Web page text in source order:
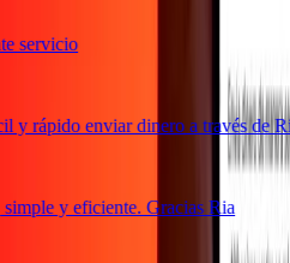
servicio
rápido enviar dinero a través de Ria
y eficiente. Gracias Ria